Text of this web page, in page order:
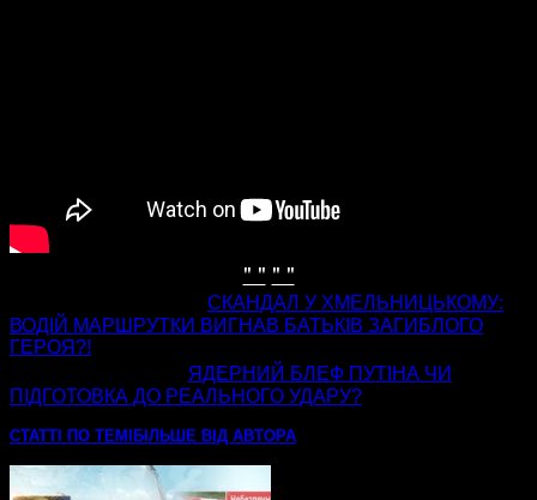
" " " "
СКАНДАЛ У ХМЕЛЬНИЦЬКОМУ:
ВОДІЙ МАРШРУТКИ ВИГНАВ БАТЬКІВ ЗАГИБЛОГО
ГЕРОЯ?!
ЯДЕРНИЙ БЛЕФ ПУТІНА ЧИ
ПІДГОТОВКА ДО РЕАЛЬНОГО УДАРУ?
СТАТТІ ПО ТЕМІ БІЛЬШЕ ВІД АВТОРА